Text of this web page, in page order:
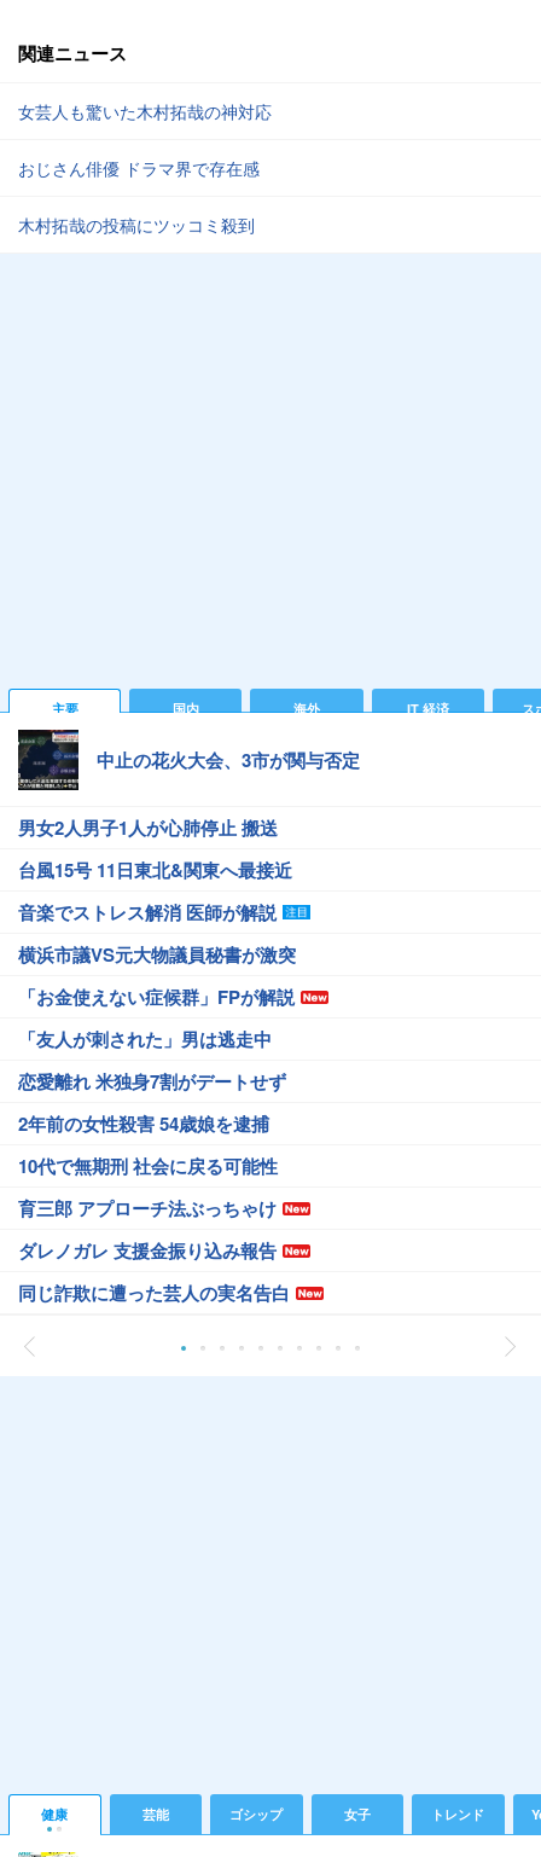
関連ニュース
女芸人も驚いた木村拓哉の神対応
おじさん俳優 ドラマ界で存在感
木村拓哉の投稿にツッコミ殺到
主要 国内 海外 IT 経済 ス
中止の花火大会、3市が関与否定
男女2人男子1人が心肺停止 搬送
台風15号 11日東北&関東へ最接近
音楽でストレス解消 医師が解説
横浜市議VS元大物議員秘書が激突
「お金使えない症候群」FPが解説
「友人が刺された」男は逃走中
恋愛離れ 米独身7割がデートせず
2年前の女性殺害 54歳娘を逮捕
10代で無期刑 社会に戻る可能性
育三郎 アプローチ法ぶっちゃけ
ダレノガレ 支援金振り込み報告
同じ詐欺に遭った芸人の実名告白
健康 芸能 ゴシップ 女子 トレンド